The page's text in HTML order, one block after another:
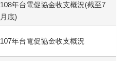
108年台電促協金收支概況(截至7
月底)
107年台電促協金收支概況